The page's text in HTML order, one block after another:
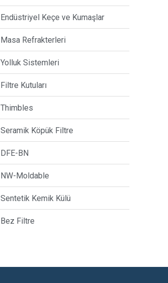
Endüstriyel Keçe ve Kumaşlar
Masa Refrakterleri
Yolluk Sistemleri
Filtre Kutuları
Thimbles
Seramik Köpük Filtre
DFE-BN
NW-Moldable
Sentetik Kemik Külü
Bez Filtre